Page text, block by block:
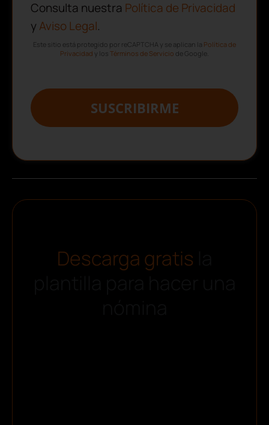
Consulta nuestra Política de Privacidad
y Aviso Legal.
Este sitio está protegido por reCAPTCHA y se aplican la Política de
Privacidad y los Términos de Servicio de Google.
SUSCRIBIRME
Descarga gratis